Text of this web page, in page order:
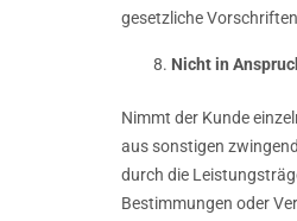
gesetzliche
Nicht in
Nimmt der Kunde
aus sonstigen
durch die
Bestimmungen oder